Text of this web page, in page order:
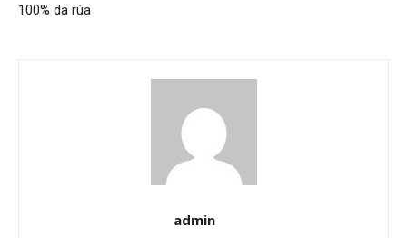
100% da rúa
admin